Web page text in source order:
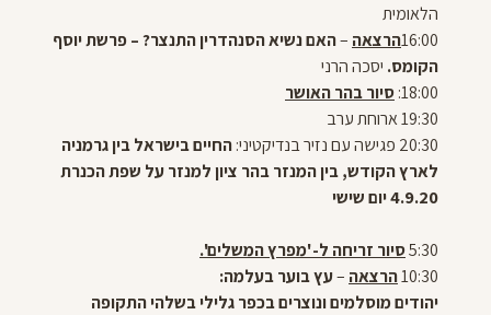
הלאומית
16:00הרצאה –האם נשיא הסנהדרין התנצר? – פרשת יוסף
הקומס. יסכה הרני
18:00: סיור בהר האושר
19:30 ארוחת ערב
20:30 פגישה עם נזיר בנדיקטיני:
החיים בישראל בין גרמניה
לארץ הקודש,בין המנזר בהר ציון למנזר על שפת הכנרת
4.9.20 יום שישי
5:30סיור זריחה ל-'מפרץ המשלים'.
10:30הרצאה –עץ בוער בעלמה:
יהודים מוסלמים ונוצרים בכפר גלילי בשלהי התקופה